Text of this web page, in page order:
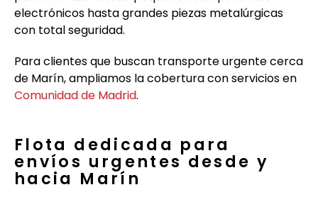
electrónicos hasta grandes piezas metalúrgicas
con total seguridad.
Para clientes que buscan transporte urgente cerca
de Marín, ampliamos la cobertura con servicios en
Comunidad de Madrid.
Flota dedicada para
envíos urgentes desde y
hacia Marín